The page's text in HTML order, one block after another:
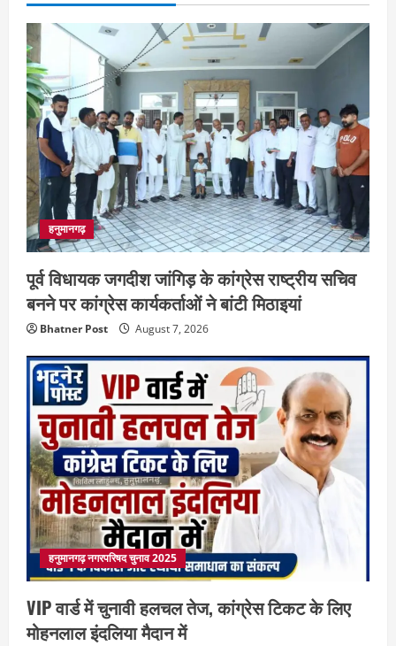
हनुमानगढ़
पूर्व विधायक जगदीश जांगिड़ के कांग्रेस राष्ट्रीय सचिव
बनने पर कांग्रेस कार्यकर्ताओं ने बांटी मिठाइयां
Bhatner Post August 7, 2026
हनुमानगढ़ नगरपरिषद चुनाव 2025
VIP वार्ड में चुनावी हलचल तेज, कांग्रेस टिकट के लिए
मोहनलाल इंदलिया मैदान में